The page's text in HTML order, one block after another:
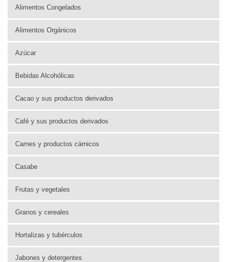
Alimentos Congelados
Alimentos Orgánicos
Azúcar
Bebidas Alcohólicas
Cacao y sus productos derivados
Café y sus productos derivados
Carnes y productos cárnicos
Casabe
Frutas y vegetales
Granos y cereales
Hortalizas y tubérculos
Jabones y detergentes